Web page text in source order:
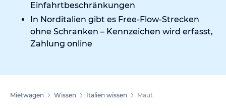
Einfahrtbeschränkungen
In Norditalien gibt es Free-Flow-Strecken
ohne Schranken – Kennzeichen wird erfasst,
Zahlung online
Mietwagen Wissen Italien wissen Maut